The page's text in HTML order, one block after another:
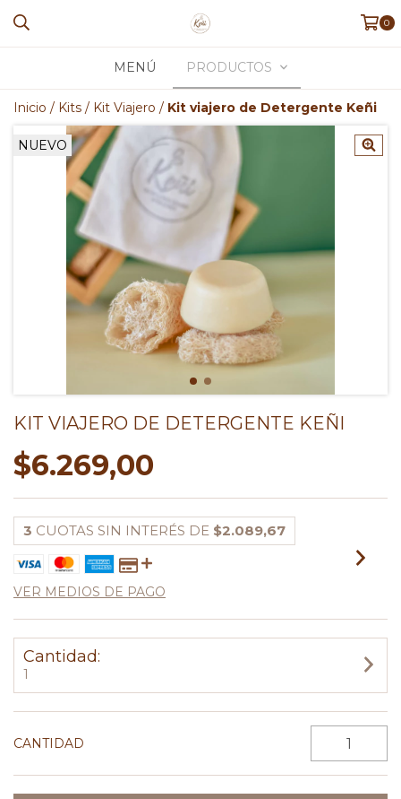
0
MENÚ PRODUCTOS
Inicio / Kits / Kit Viajero / Kit viajero de Detergente Keñi
NUEVO
KIT VIAJERO DE DETERGENTE KEÑI
$6.269,00
3 CUOTAS SIN INTERÉS DE $2.089,67
VER MEDIOS DE PAGO
Cantidad:
1
CANTIDAD